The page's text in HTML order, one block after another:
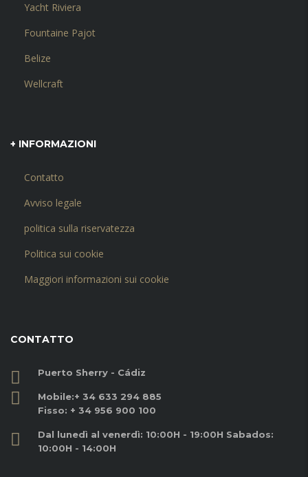
Yacht Riviera
Fountaine Pajot
Belize
Wellcraft
+ INFORMAZIONI
Contatto
Avviso legale
politica sulla riservatezza
Politica sui cookie
Maggiori informazioni sui cookie
CONTATTO
Puerto Sherry - Cádiz
Mobile:+ 34 633 294 885
Fisso: + 34 956 900 100
Dal lunedì al venerdì: 10:00H - 19:00H Sabados:
10:00H - 14:00H